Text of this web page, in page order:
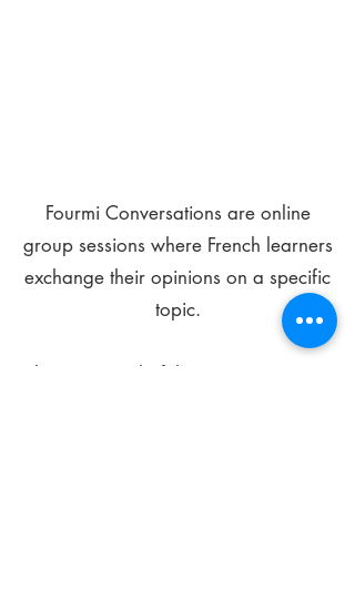
Fourmi Conversations are online
group sessions where French learners
exchange their opinions on a specific
topic.
The main goal of these meetings is to